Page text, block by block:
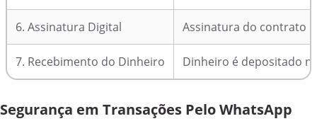
6. Assinatura Digital Assinatura do contrato
7. Recebimento do Dinheiro Dinheiro é depositado
Segurança em Transações Pelo WhatsApp